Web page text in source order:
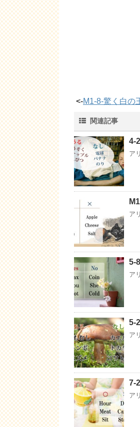
<-M1-8-驚く白の
関連記事
4-
ア
ア
5-
ア
5-
ア
7-
ア